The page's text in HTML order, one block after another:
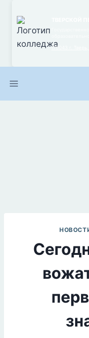
содержимому
170043 г.